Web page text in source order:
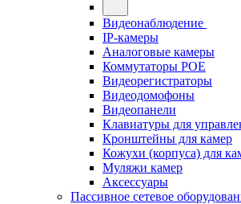
Видеонаблюдение
IP-камеры
Аналоговые камеры
Коммутаторы POE
Видеорегистраторы
Видеодомофоны
Видеопанели
Клавиатуры для
Кронштейны для камер
Кожухи (корпуса) для
Муляжи камер
Аксессуары
Пассивное сетевое